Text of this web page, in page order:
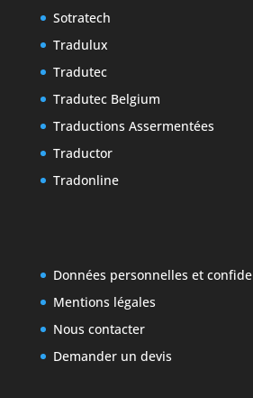
Sotratech
Tradulux
Tradutec
Tradutec Belgium
Traductions Assermentées
Traductor
Tradonline
Données personnelles et
Mentions légales
Nous contacter
Demander un devis